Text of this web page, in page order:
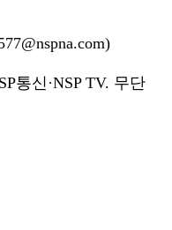
통신·NSP TV. 무단